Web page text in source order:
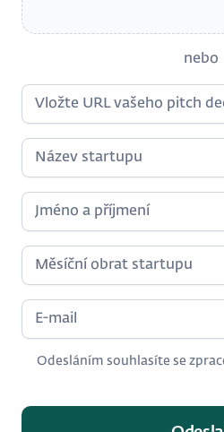
nebo
Odesláním souhlasíte se